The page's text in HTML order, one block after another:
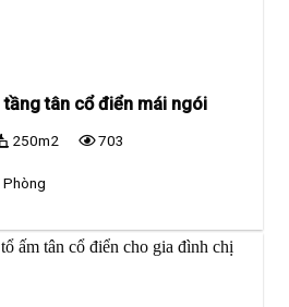
tân cổ điển mái ngói
250m2 703
Phòng